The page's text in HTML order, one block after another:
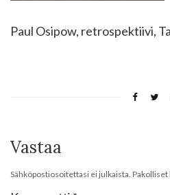
Paul Osipow, retrospektiivi,
Vastaa
Sähköpostiosoitettasi ei julkaista.